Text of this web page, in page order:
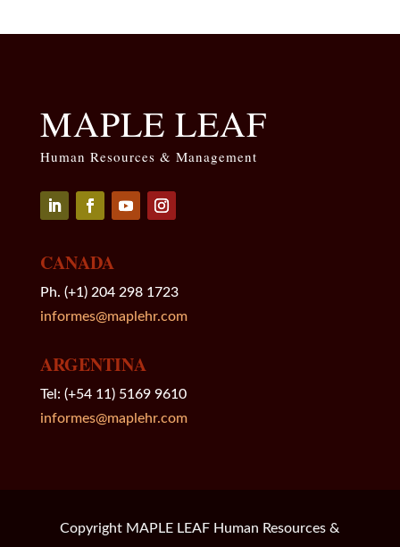
MAPLE LEAF
Human Resources & Management
CANADA
Ph. (+1) 204 298 1723
informes@maplehr.com
ARGENTINA
Tel: (+54 11) 5169 9610
informes@maplehr.com
Copyright MAPLE LEAF Human Resources &